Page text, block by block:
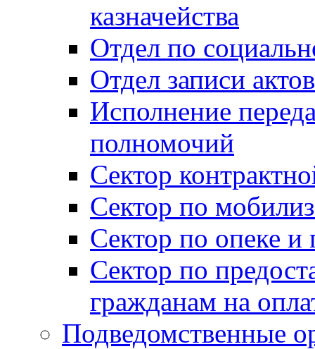
казначейства
Отдел по
Отдел записи
Исполнение
полномочий
Сектор
Сектор по
Сектор по опеке и
Сектор по
гражданам на
Подведомственные